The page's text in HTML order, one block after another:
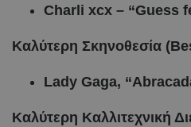
Charli xcx – “Guess
Καλύτερη Σκηνοθεσία
Lady Gaga,
Καλύτερη Καλλιτεχνική